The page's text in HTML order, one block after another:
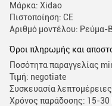
Μάρκα: Xidao
Πιστοποίηση: CE
Αριθμό μοντέλου: Ρεύμα-
Όροι πληρωμής και
Ποσότητα παραγγελίας
Τιμή: negotiate
Συσκευασία
Χρόνος παράδοσης: 15-